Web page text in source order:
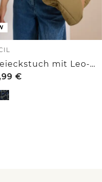
Dreieckstuch mit Leo-Muster
€